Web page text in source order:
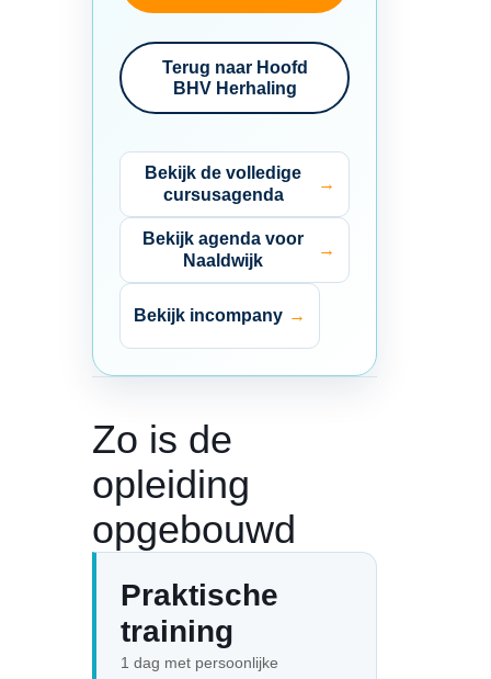
Terug naar Hoofd
BHV Herhaling
Bekijk de volledige
cursusagenda
Bekijk agenda voor
Naaldwijk
Bekijk incompany
Zo is de
opleiding
opgebouwd
Praktische
training
1 dag met persoonlijke